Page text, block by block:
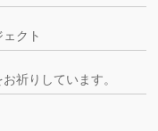
クト
祈りしています。